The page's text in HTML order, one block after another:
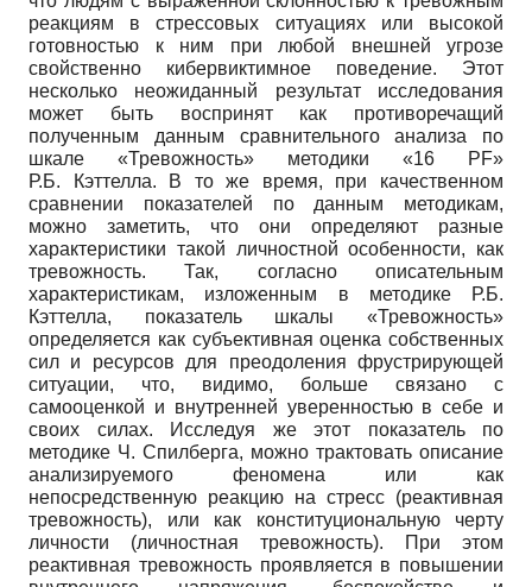
реакциям в стрессовых ситуациях или высокой
готовностью к ним при любой внешней угрозе
свойственно кибервиктимное поведение. Этот
несколько неожиданный результат исследования
может быть воспринят как противоречащий
полученным данным сравнительного анализа по
шкале «Тревожность» методики «16 PF»
Р.Б. Кэттелла. В то же время, при качественном
сравнении показателей по данным методикам,
можно заметить, что они определяют разные
характеристики такой личностной особенности, как
тревожность. Так, согласно описательным
характеристикам, изложенным в методике Р.Б.
Кэттелла, показатель шкалы «Тревожность»
определяется как субъективная оценка собственных
сил и ресурсов для преодоления фрустрирующей
ситуации, что, видимо, больше связано с
самооценкой и внутренней уверенностью в себе и
своих силах. Исследуя же этот показатель по
методике Ч. Спилберга, можно трактовать описание
анализируемого феномена или как
непосредственную реакцию на стресс (реактивная
тревожность), или как конституциональную черту
личности (личностная тревожность). При этом
реактивная тревожность проявляется в повышении